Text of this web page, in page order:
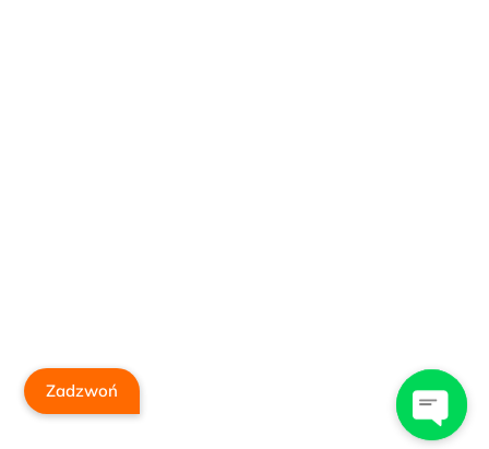
Zadzwoń